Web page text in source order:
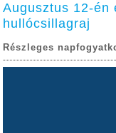
Augusztus 12-én
hullócsillagraj
Részleges